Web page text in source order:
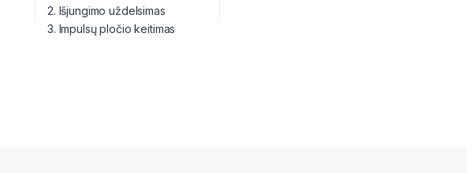
2. Išjungimo uždelsimas
3. Impulsų pločio keitimas